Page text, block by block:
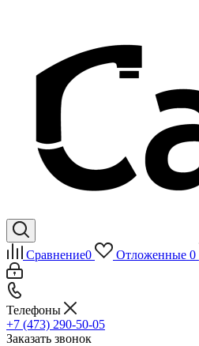
Сравнение0 Отложенные 0
Телефоны
+7 (473) 290-50-05
Заказать звонок